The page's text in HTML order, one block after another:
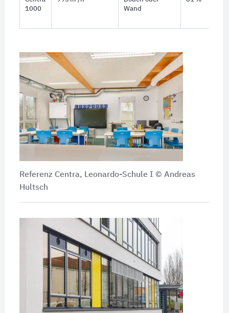
1000
Wand
Referenz Centra, Leonardo-Schule I © Andreas
Hultsch